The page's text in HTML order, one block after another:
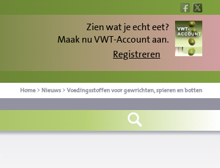
Zien wat je echt eet?
Maak nu VWT-Account aan.
Registreren
Home > Nieuws > Voedingsstoffen voor gewrichten, spieren en botten